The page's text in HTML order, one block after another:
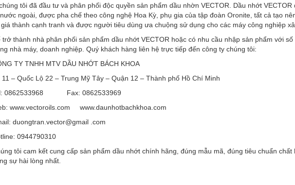
tôi đã đầu tư và phân phối độc quyền sản phẩm dầu nhờn VECTOR. Dầu nhớt
ngoài, được pha chế theo công nghệ Hoa Kỳ, phụ gia của tập đoàn Oronite, tất cả tạo
thành cạnh tranh và được người tiêu dùng ưa chuộng sử dụng cho các máy công nghiệp
trở thành nhà phân phối sản phẩm dầu nhớt VECTOR hoặc có nhu cầu nhập sản phẩm với
nhà máy, doanh nghiệp. Quý khách hàng liên hệ trực tiếp đến công ty chúng tôi:
TY TNHH MTV DẦU NHỚT BÁCH KHOA
11 – Quốc Lộ 22 – Trung Mỹ Tây – Quận 12 – Thành phố Hồ Chí Minh
0862533968 Fax: 0862533969
www.vectoroils.com www.daunhotbachkhoa.com
duongtran.vector@gmail .com
0944790310
tôi cam kết cung cấp sản phẩm dầu nhớt chính hãng, đúng mẫu mã, đúng tiêu chuẩn
sự hài lòng nhất.